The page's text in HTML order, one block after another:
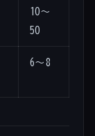
10〜
50
6〜8